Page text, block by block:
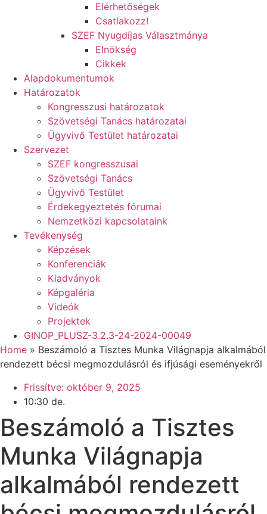
Elérhetőségek
Csatlakozz!
SZEF Nyugdíjas Választmánya
Elnökség
Cikkek
Alapdokumentumok
Határozatok
Kongresszusi határozatok
Szövetségi Tanács határozatai
Ügyvivő Testület határozatai
Szervezet
SZEF kongresszusai
Szövetségi Tanács
Ügyvivő Testület
Érdekegyeztetés fórumai
Nemzetközi kapcsolataink
Tevékenység
Képzések
Konferenciák
Kiadványok
Képgaléria
Videók
Projektek
GINOP_PLUSZ-3.2.3-24-2024-00049
Home » Beszámoló a Tisztes Munka Világnapja alkalmából
rendezett bécsi megmozdulásról és ifjúsági eseményekről
Frissítve: október 9, 2025
10:30 de.
Beszámoló a Tisztes
Munka Világnapja
alkalmából rendezett